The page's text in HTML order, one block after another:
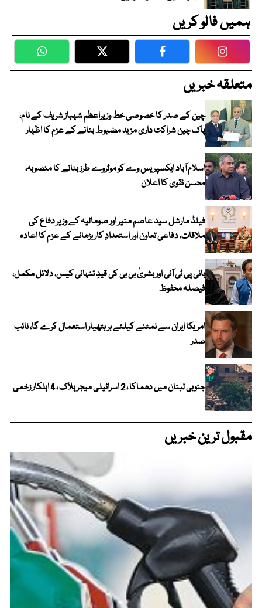
ہمیں فالو کریں
WhatsApp Twitter Facebook
متعلقہ خبریں
چین کے صدر کا خصوصی خط وزیراعظم شہباز شریف کے نام،
پاک چین شراکت داری مزید مضبوط بنانے کے عزم کا اظہار
اسلام آباد ایکسپریس وے کو موٹروے طرز بنانے کا منصوبہ،
محسن نقوی کا اعلان
فیلڈ مارشل سید عاصم منیر اور صومالیہ کے وزیر دفاع کی
ملاقات، دفاعی تعاون اور استعدادِ کار بڑھانے کے عزم کا اعادہ
بانی پی ٹی آئی اور بشریٰ بی بی کی قیدِ تنہائی کیس، دلائل مکمل،
فیصلہ محفوظ
امریکا ایران سے نمٹنے کیلئے ہر ہتھیار استعمال کرے گا، نائب
صدر
جنوبی لبنان میں دھماکا ، 2 اسرائیلی میجر ہلاک ، 4 اہلکار زخمی
مقبول ترین خبریں